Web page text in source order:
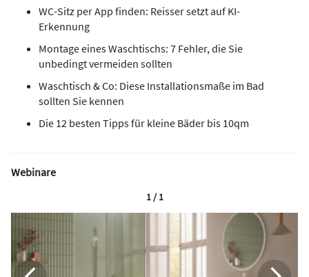
WC-Sitz per App finden: Reisser setzt auf KI-
Erkennung
Montage eines Waschtischs: 7 Fehler, die Sie
unbedingt vermeiden sollten
Waschtisch & Co: Diese Installationsmaße im Bad
sollten Sie kennen
Die 12 besten Tipps für kleine Bäder bis 10qm
Webinare
1 / 1